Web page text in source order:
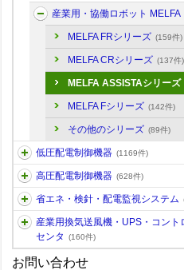
産業用・協働ロボット MELFA
MELFA FRシリーズ (159件)
MELFA CRシリーズ (137件)
MELFA ASSISTAシリーズ
MELFA Fシリーズ (142件)
その他のシリーズ (89件)
低圧配電制御機器 (1169件)
高圧配電制御機器 (628件)
省エネ・検針・配電監視システム
産業用換気送風機・UPS・コント
センタ
(160件)
お問い合わせ